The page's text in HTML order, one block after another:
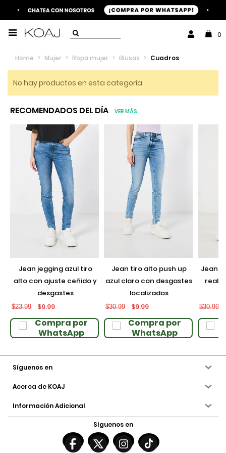
0
Home > Mujer > Ropa mujer > Blusas > Cuadros
No hay productos en esta categoría
RECOMENDADOS DEL DÍA VER MÁS
jean jegging azul tiro
alto con ajuste ceñido y
desgastes
$23.99 $9.99
Compra por
WhatsApp
jean tiro alto push up
azul claro con desgastes
localizados
$30.99 $9.99
Compra por
WhatsApp
jean push up negro con
$30.99
Síguenos en
Acerca de KOAJ
Información Adicional
Síguenos en